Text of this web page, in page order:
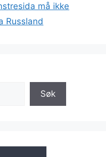
må ikke
Russland
Søk